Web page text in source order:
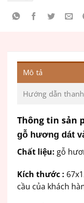
Mô tả
Hướng dẫn
Thông tin sản
gỗ hương dát
Chất liệu: gỗ
Kích thước :
cầu của khách